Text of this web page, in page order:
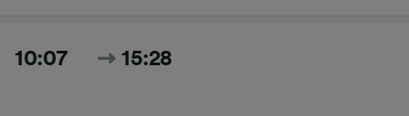
10:07 15:28